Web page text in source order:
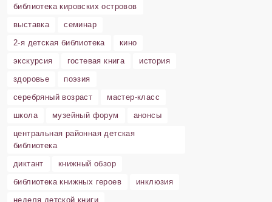
библиотека кировских островов
выставка
семинар
2-я детская библиотека
кино
экскурсия
гостевая книга
история
здоровье
поэзия
серебряный возраст
мастер-класс
школа
музейный форум
анонсы
центральная районная детская
библиотека
диктант
книжный обзор
библиотека книжных героев
инклюзия
неделя детской книги